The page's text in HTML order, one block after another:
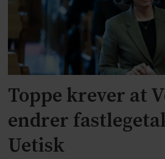
Toppe krever at
endrer
Uetisk